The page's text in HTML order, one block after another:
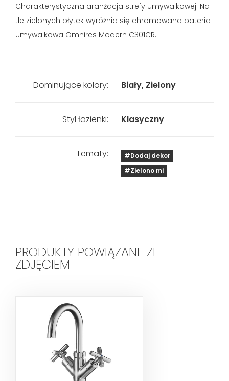
Charakterystyczna aranżacja strefy umywalkowej. Na
tle zielonych płytek wyróżnia się chromowana bateria
umywalkowa Omnires Modern C301CR.
Dominujące kolory: Biały, Zielony
Styl łazienki: Klasyczny
Tematy:
#Dodaj dekor
#Zielono mi
PRODUKTY POWIĄZANE ZE
ZDJĘCIEM